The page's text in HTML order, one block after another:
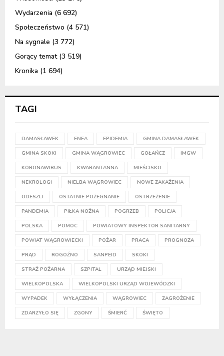
Wydarzenia (6 692)
Społeczeństwo (4 571)
Na sygnale (3 772)
Gorący temat(3 519)
Kronika (1 694)
TAGI
DAMASŁAWEK ENEA EPIDEMIA GMINA DAMASŁAWEK
GMINA SKOKI GMINA WĄGROWIEC GOŁAŃCZ IMGW
KORONAWIRUS KWARANTANNA MIEŚCISKO
NEKROLOGI NIELBA WĄGROWIEC NOWE ZAKAŻENIA
ODESZLI OSTATNIE POŻEGNANIE OSTRZEŻENIE
PANDEMIA PIŁKA NOŻNA POGRZEB POLICJA
POLSKA POMOC POWIATOWY INSPEKTOR SANITARNY
POWIAT WĄGROWIECKI POŻAR PRACA PROGNOZA
PRĄD ROGOŹNO SANPEID SKOKI
STRAŻ POŻARNA SZPITAL URZĄD MIEJSKI
WIELKOPOLSKA WIELKOPOLSKI URZĄD WOJEWÓDZKI
WYPADEK WYŁĄCZENIA WĄGROWIEC ZAGROŻENIE
ZDARZYŁO SIĘ ZGONY ŚMIERĆ ŚWIĘTO